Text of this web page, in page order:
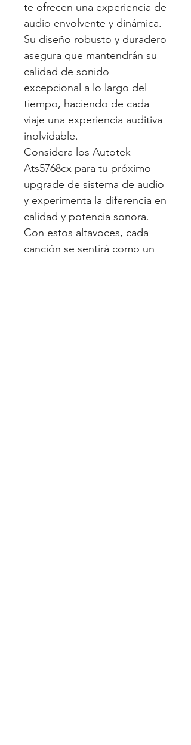
te ofrecen una experiencia de
audio envolvente y dinámica.
Su diseño robusto y duradero
asegura que mantendrán su
calidad de sonido
excepcional a lo largo del
tiempo, haciendo de cada
viaje una experiencia auditiva
inolvidable.
Considera los Autotek
Ats5768cx para tu próximo
upgrade de sistema de audio
y experimenta la diferencia en
calidad y potencia sonora.
Con estos altavoces, cada
canción se sentirá como un